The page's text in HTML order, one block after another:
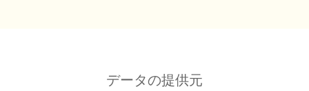
データの提供元